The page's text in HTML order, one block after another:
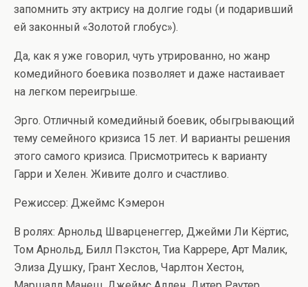
запомнить эту актрису на долгие годы (и подаривший
ей законный «Золотой глобус»).
Да, как я уже говорил, чуть утрированно, но жанр
комедийного боевика позволяет и даже настаивает
на легком переигрыше.
Эрго. Отличный комедийный боевик, обыгрывающий
тему семейного кризиса 15 лет. И варианты решения
этого самого кризиса. Присмотритесь к варианту
Гарри и Хелен. Живите долго и счастливо.
Режиссер: Джеймс Кэмерон
В ролях: Арнольд Шварценеггер, Джейми Ли Кёртис,
Том Арнольд, Билл Пэкстон, Тиа Каррере, Арт Малик,
Элиза Душку, Грант Хеслов, Чарлтон Хестон,